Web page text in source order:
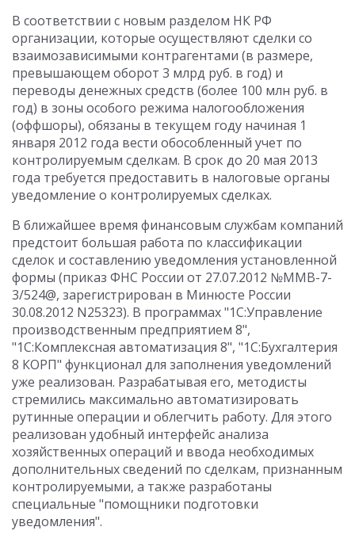
В соответствии с новым разделом НК РФ
организации, которые осуществляют сделки со
взаимозависимыми контрагентами (в размере,
превышающем оборот 3 млрд руб. в год) и
переводы денежных средств (более 100 млн руб. в
год) в зоны особого режима налогообложения
(оффшоры), обязаны в текущем году начиная 1
января 2012 года вести обособленный учет по
контролируемым сделкам. В срок до 20 мая 2013
года требуется предоставить в налоговые органы
уведомление о контролируемых сделках.
В ближайшее время финансовым службам компаний
предстоит большая работа по классификации
сделок и составлению уведомления установленной
формы (приказ ФНС России от 27.07.2012 №ММВ-7-
3/524@, зарегистрирован в Минюсте России
30.08.2012 N25323). В программах "1С:Управление
производственным предприятием 8",
"1С:Комплексная автоматизация 8", "1С:Бухгалтерия
8 КОРП" функционал для заполнения уведомлений
уже реализован. Разрабатывая его, методисты
стремились максимально автоматизировать
рутинные операции и облегчить работу. Для этого
реализован удобный интерфейс анализа
хозяйственных операций и ввода необходимых
дополнительных сведений по сделкам, признанным
контролируемыми, а также разработаны
специальные "помощники подготовки
уведомления".